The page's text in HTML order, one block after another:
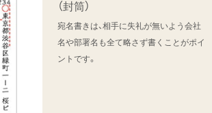
（封筒）
宛名書きは、相手に失礼が無いよう会社
名や部署名も全て略さず書くことがポイ
ントです。